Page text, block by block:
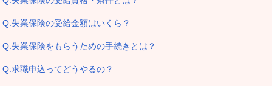
Q.失業保険の受給金額はいくら？
Q.失業保険をもらうための手続きとは？
Q.求職申込ってどうやるの？